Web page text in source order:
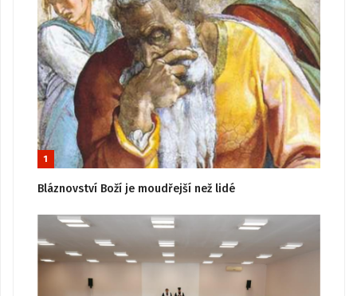
1
Bláznovství Boží je moudřejší než lidé